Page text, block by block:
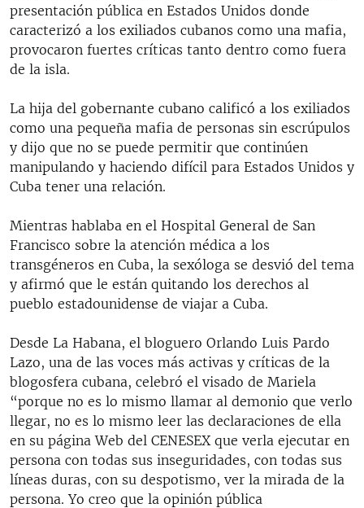
LA INVASIÓN DE RUSIA A UCRANIA
presentación pública en Estados Unidos donde
caracterizó a los exiliados cubanos como una mafia,
provocaron fuertes críticas tanto dentro como fuera
de la isla.
La hija del gobernante cubano calificó a los exiliados
como una pequeña mafia de personas sin escrúpulos
y dijo que no se puede permitir que continúen
manipulando y haciendo difícil para Estados Unidos y
Cuba tener una relación.
Mientras hablaba en el Hospital General de San
Francisco sobre la atención médica a los
transgéneros en Cuba, la sexóloga se desvió del tema
y afirmó que le están quitando los derechos al
pueblo estadounidense de viajar a Cuba.
Desde La Habana, el bloguero Orlando Luis Pardo
Lazo, una de las voces más activas y críticas de la
blogosfera cubana, celebró el visado de Mariela
“porque no es lo mismo llamar al demonio que verlo
llegar, no es lo mismo leer las declaraciones de ella
en su página Web del CENESEX que verla ejecutar en
persona con todas sus inseguridades, con todas sus
líneas duras, con su despotismo, ver la mirada de la
persona. Yo creo que la opinión pública